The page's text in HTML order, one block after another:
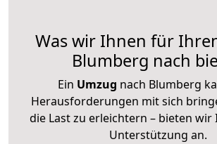
Was wir Ihnen für
Blumberg nach
Ein Umzug nach Blumberg
Herausforderungen mit sich
die Last zu erleichtern – bieten wir
Unterstützung an.